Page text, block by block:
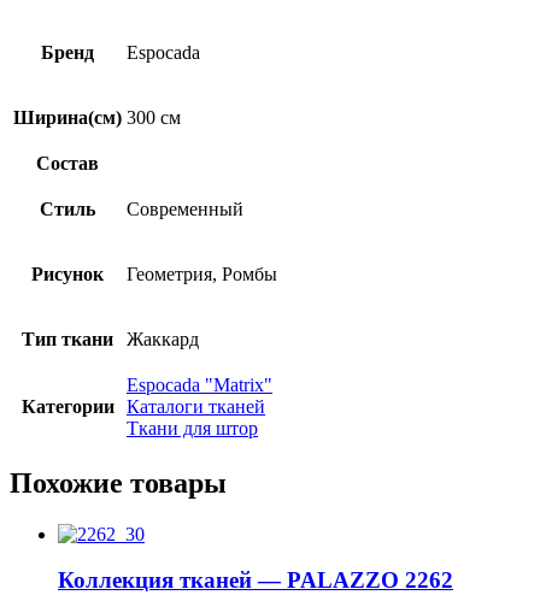
Бренд Espocada
Ширина(см) 300 см
Состав
Стиль Современный
Рисунок Геометрия, Ромбы
Тип ткани Жаккард
Категории
Espocada "Matrix"
Каталоги тканей
Ткани для штор
Похожие товары
Коллекция тканей — PALAZZO 2262